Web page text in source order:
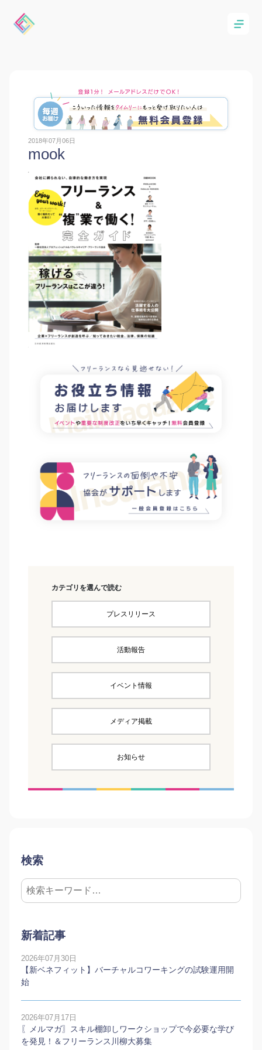
2018年07月06日
mook
カテゴリを選んで読む
プレスリリース
活動報告
イベント情報
メディア掲載
お知らせ
検索
新着記事
2026年07月30日
【新ベネフィット】バーチャルコワーキングの試験運用開
始
2026年07月17日
〖メルマガ〗スキル棚卸しワークショップで今必要な学び
を発見！＆フリーランス川柳大募集